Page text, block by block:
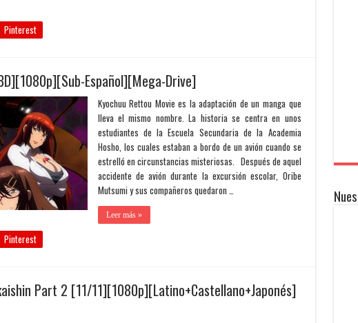
Pinterest
Español][Mega-Drive]
Kyochuu Rettou Movie es la adaptación de un manga que
lleva el mismo nombre. La historia se centra en unos
estudiantes de la Escuela Secundaria de la Academia
Hosho, los cuales estaban a bordo de un avión cuando se
estrelló en circunstancias misteriosas. Después de aquel
accidente de avión durante la excursión escolar, Oribe
Mutsumi y sus compañeros quedaron …
Leer más »
Pinterest
Part 2 [11/11][1080p][Latino+Castellano+Japonés]